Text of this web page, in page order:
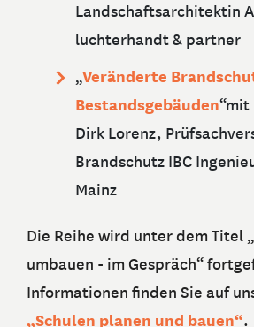
Landschaftsarchitektin
luchterhandt & partner
„Veränderte
Bestandsgebäuden“mit
Dirk Lorenz,
Brandschutz IBC
Mainz
Die Reihe wird unter dem Titel
umbauen - im Gespräch“
Informationen finden Sie auf
„Schulen planen und bauen“.